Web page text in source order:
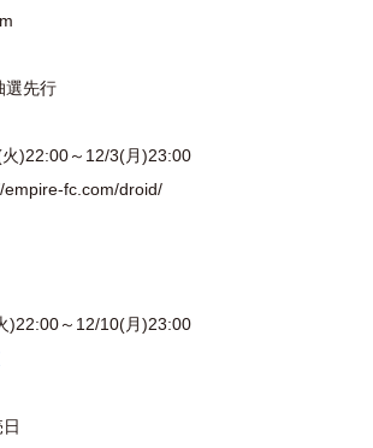
選先行
火)22:00～12/3(月)23:00
empire-fc.com/droid/
)22:00～12/10(月)23:00